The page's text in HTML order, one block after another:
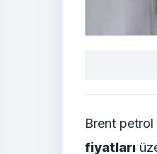
Brent petrol
fiyatları